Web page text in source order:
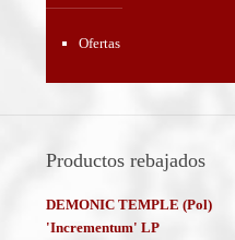
Ofertas
Productos rebajados
DEMONIC TEMPLE (Pol)
'Incrementum' LP